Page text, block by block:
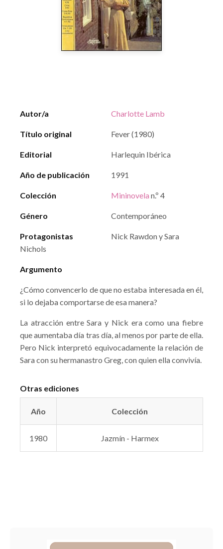
Autor/a Charlotte Lamb
Título original Fever (1980)
Editorial Harlequin Ibérica
Año de publicación 1991
Colección Mininovela n.º 4
Género Contemporáneo
Protagonistas
Nick Rawdon y Sara
Nichols
Argumento
¿Cómo convencerlo de que no estaba interesada en él,
si lo dejaba comportarse de esa manera?
La atracción entre Sara y Nick era como una fiebre
que aumentaba día tras día, al menos por parte de ella.
Pero Nick interpretó equivocadamente la relación de
Sara con su hermanastro Greg, con quien ella convivía.
Otras ediciones
Año Colección
1980 Jazmín - Harmex